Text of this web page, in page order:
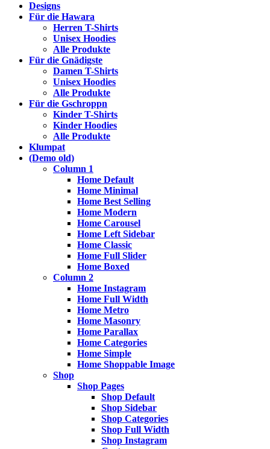
Designs
Für die Hawara
Herren T-Shirts
Unisex Hoodies
Alle Produkte
Für die Gnädigste
Damen T-Shirts
Unisex Hoodies
Alle Produkte
Für die Gschroppn
Kinder T-Shirts
Kinder Hoodies
Alle Produkte
Klumpat
(Demo old)
Column 1
Home Default
Home Minimal
Home Best Selling
Home Modern
Home Carousel
Home Left Sidebar
Home Classic
Home Full Slider
Home Boxed
Column 2
Home Instagram
Home Full Width
Home Metro
Home Masonry
Home Parallax
Home Categories
Home Simple
Home Shoppable Image
Shop
Shop Pages
Shop Default
Shop Sidebar
Shop Categories
Shop Full Width
Shop Instagram